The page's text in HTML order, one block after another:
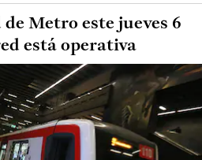
Metro este jueves 6
está operativa